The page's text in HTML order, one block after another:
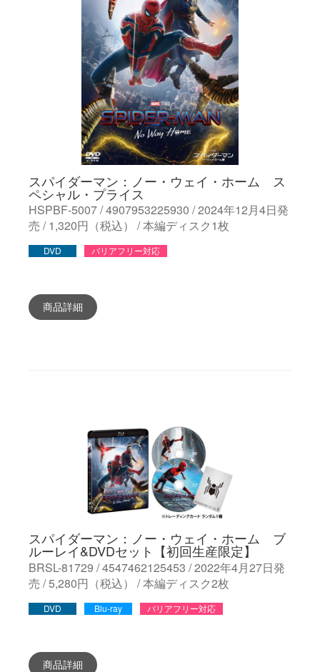
スパイダーマン：ノー・ウェイ・ホーム ス
ペシャル・プライス
HSPBF-5007 / 4907953225930 / 2024年12月4日発
売 / 1,320円（税込） / 本編ディスク1枚
DVD バリアフリー対応
商品詳細
スパイダーマン：ノー・ウェイ・ホーム ブ
ルーレイ&DVDセット【初回生産限定】
BRSL-81729 / 4547462125453 / 2022年4月27日発
売 / 5,280円（税込） / 本編ディスク2枚
DVD Blu-ray バリアフリー対応
商品詳細